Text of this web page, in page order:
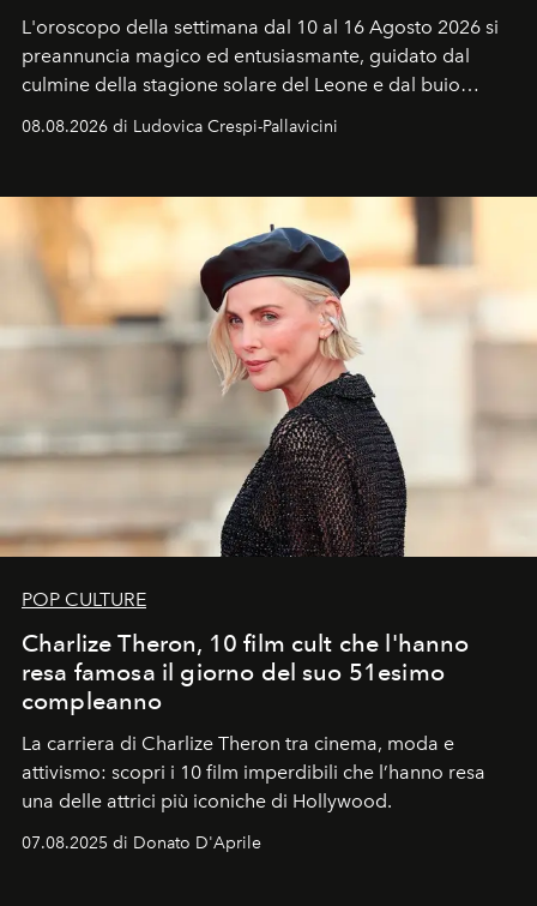
L'oroscopo della settimana dal 10 al 16 Agosto 2026 si
preannuncia magico ed entusiasmante, guidato dal
culmine della stagione solare del Leone e dal buio
favorevole della Luna nuova in Leone del 12 agosto,
ideale per la notte delle Perseidi.
08.08.2026 di Ludovica Crespi-Pallavicini
POP CULTURE
Charlize Theron, 10 film cult che l'hanno
resa famosa il giorno del suo 51esimo
compleanno
La carriera di Charlize Theron tra cinema, moda e
attivismo: scopri i 10 film imperdibili che l’hanno resa
una delle attrici più iconiche di Hollywood.
07.08.2025 di Donato D'Aprile